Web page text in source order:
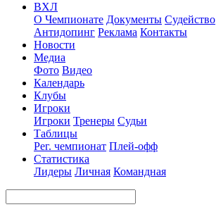
ВХЛ
О Чемпионате Документы Судейство
Антидопинг Реклама Контакты
Новости
Медиа
Фото Видео
Календарь
Клубы
Игроки
Игроки Тренеры Судьи
Таблицы
Рег. чемпионат Плей-офф
Статистика
Лидеры Личная Командная